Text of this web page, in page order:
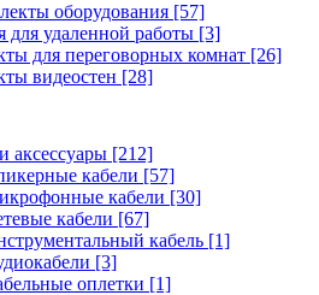
оборудования [57]
для удаленной работы [3]
для переговорных комнат [26]
видеостен [28]
аксессуары [212]
кабели [57]
кабели [30]
кабели [67]
кабель [1]
[3]
оплетки [1]